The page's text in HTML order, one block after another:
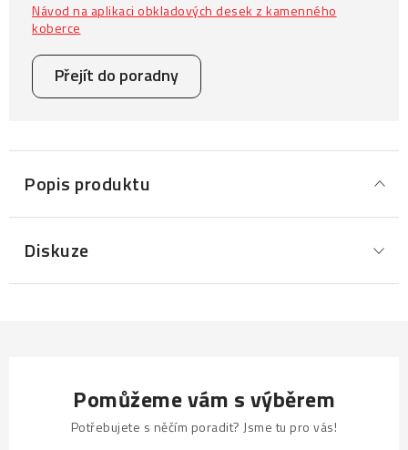
Návod na aplikaci obkladových desek z kamenného
koberce
Přejít do poradny
Popis produktu
Diskuze
Pomůžeme vám s výběrem
Potřebujete s něčím poradit? Jsme tu pro vás!